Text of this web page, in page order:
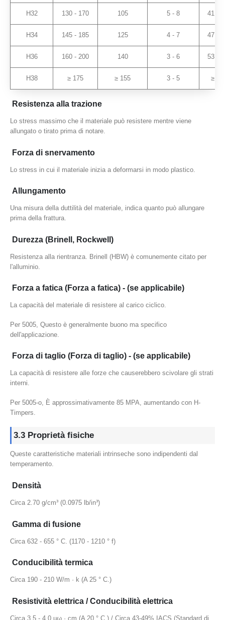
H32 130 - 170 105 5 - 8 41 -
H34 145 - 185 125 4 - 7 47 -
H36 160 - 200 140 3 - 6 53 -
H38 ≥ 175 ≥ 155 3 - 5 ≥ 59
Resistenza alla trazione
Lo stress massimo che il materiale può resistere mentre viene
allungato o tirato prima di notare.
Forza di snervamento
Lo stress in cui il materiale inizia a deformarsi in modo plastico.
Allungamento
Una misura della duttilità del materiale, indica quanto può allungare
prima della frattura.
Durezza (Brinell, Rockwell)
Resistenza alla rientranza. Brinell (HBW) è comunemente citato per
l'alluminio.
Forza a fatica (Forza a fatica) - (se applicabile)
La capacità del materiale di resistere al carico ciclico.
Per 5005, Questo è generalmente buono ma specifico
dell'applicazione.
Forza di taglio (Forza di taglio) - (se applicabile)
La capacità di resistere alle forze che causerebbero scivolare gli strati
interni.
Per 5005-o, È approssimativamente 85 MPA, aumentando con H-
Timpers.
3.3 Proprietà fisiche
Queste caratteristiche materiali intrinseche sono indipendenti dal
temperamento.
Densità
Circa 2.70 g/cm³ (0.0975 lb/in³)
Gamma di fusione
Circa 632 - 655 ° C. (1170 - 1210 ° f)
Conducibilità termica
Circa 190 - 210 W/m · k (A 25 ° C.)
Resistività elettrica / Conducibilità elettrica
Circa 3.5 - 4.0 µω · cm (A 20 ° C.) / Circa 43-49% IACS (Standard di